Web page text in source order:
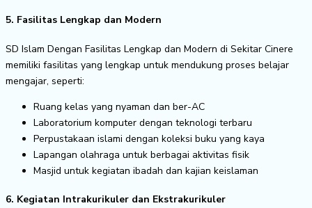
5. Fasilitas Lengkap dan Modern
SD Islam Dengan Fasilitas Lengkap dan Modern di Sekitar Cinere
memiliki fasilitas yang lengkap untuk mendukung proses belajar
mengajar, seperti:
Ruang kelas yang nyaman dan ber-AC
Laboratorium komputer dengan teknologi terbaru
Perpustakaan islami dengan koleksi buku yang kaya
Lapangan olahraga untuk berbagai aktivitas fisik
Masjid untuk kegiatan ibadah dan kajian keislaman
6. Kegiatan Intrakurikuler dan Ekstrakurikuler